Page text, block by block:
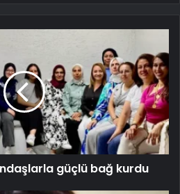
güçlü bağ kurdu